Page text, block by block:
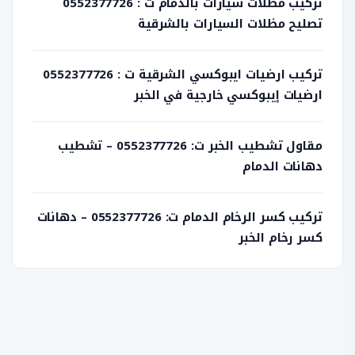
تصليح مظلات السيارات بالشرقية
تركيب ارضيات ايبوكسي الشرقية ت : 0552377726
ارضيات إيبوكسي خارجية في الخبر
مقاول تشطيب الخبر ت: 0552377726 – تشطيب
دهانات الدمام
تركيب كسر الرخام الدمام ت: 0552377726 – دهانات
كسر رخام الخبر